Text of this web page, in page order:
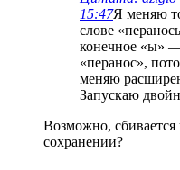
15:47Я меняю
слове
конечное «ы»
«перанос»,
меняю
Запускаю
Возможно,
сохранении?